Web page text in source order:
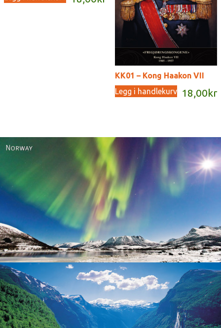
KK01 – Kong Haakon VII
18,00 kr
Legg i handlekurv
Norway